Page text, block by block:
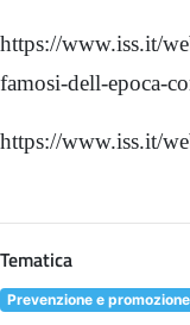
https://www.iss.it/
famosi-dell-epoca-
https://www.iss.it/
Tematica
Prevenzione e